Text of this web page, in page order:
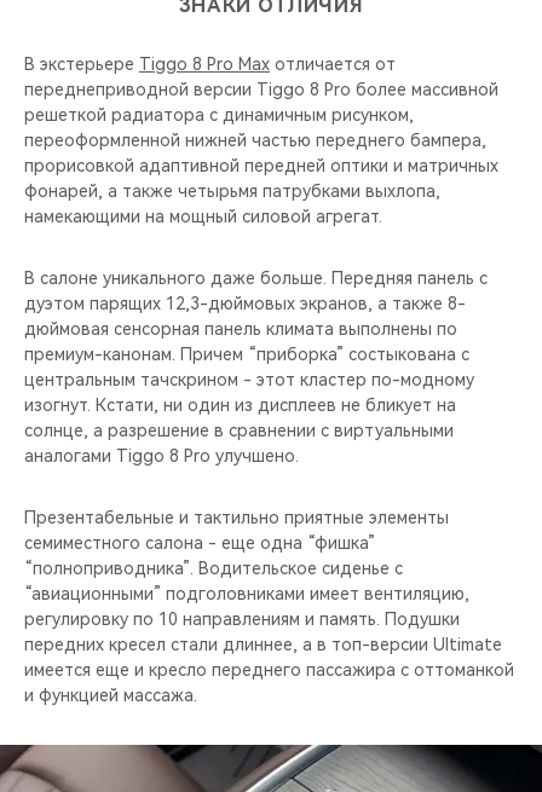
ЗНАКИ ОТЛИЧИЯ
В экстерьере Tiggo 8 Pro Maх отличается от
переднеприводной версии Tiggo 8 Pro более массивной
решеткой радиатора с динамичным рисунком,
переоформленной нижней частью переднего бампера,
прорисовкой адаптивной передней оптики и матричных
фонарей, а также четырьмя патрубками выхлопа,
намекающими на мощный силовой агрегат.
В салоне уникального даже больше. Передняя панель с
дуэтом парящих 12,3-дюймовых экранов, а также 8-
дюймовая сенсорная панель климата выполнены по
премиум-канонам. Причем “приборка” состыкована с
центральным тачскрином - этот кластер по-модному
изогнут. Кстати, ни один из дисплеев не бликует на
солнце, а разрешение в сравнении с виртуальными
аналогами Tiggo 8 Pro улучшено.
Презентабельные и тактильно приятные элементы
семиместного салона - еще одна “фишка”
“полноприводника”. Водительское сиденье с
“авиационными” подголовниками имеет вентиляцию,
регулировку по 10 направлениям и память. Подушки
передних кресел стали длиннее, а в топ-версии Ultimate
имеется еще и кресло переднего пассажира с оттоманкой
и функцией массажа.